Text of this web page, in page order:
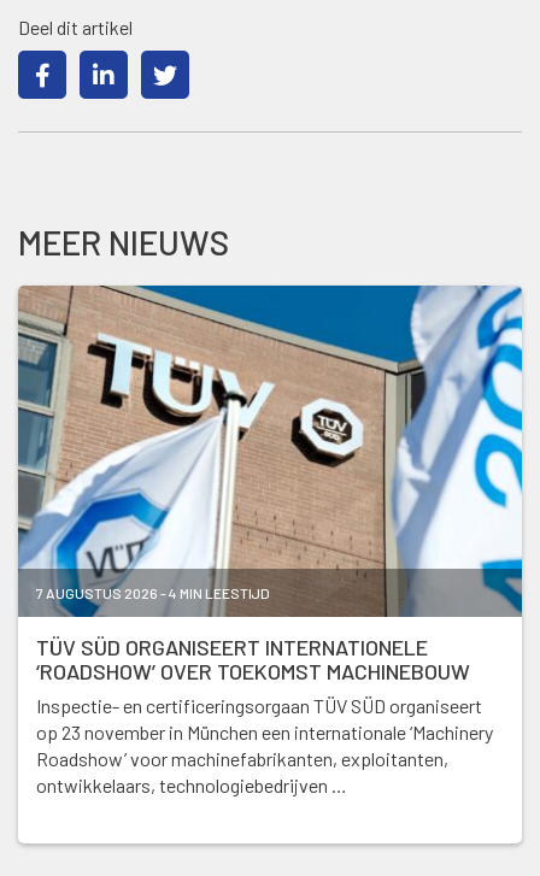
Deel dit artikel
MEER NIEUWS
7 AUGUSTUS 2026 - 4 MIN LEESTIJD
TÜV SÜD ORGANISEERT INTERNATIONELE
‘ROADSHOW’ OVER TOEKOMST MACHINEBOUW
Inspectie- en certificeringsorgaan TÜV SÜD organiseert
op 23 november in München een internationale ‘Machinery
Roadshow’ voor machinefabrikanten, exploitanten,
ontwikkelaars, technologiebedrijven …